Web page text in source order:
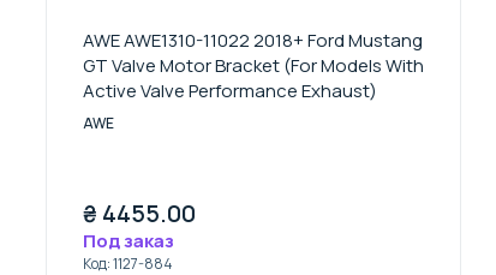
AWE AWE1310-11022 2018+ Ford Mustang
GT Valve Motor Bracket (For Models With
Active Valve Performance Exhaust)
AWE
₴ 4455.00
Под заказ
Код:1127-884